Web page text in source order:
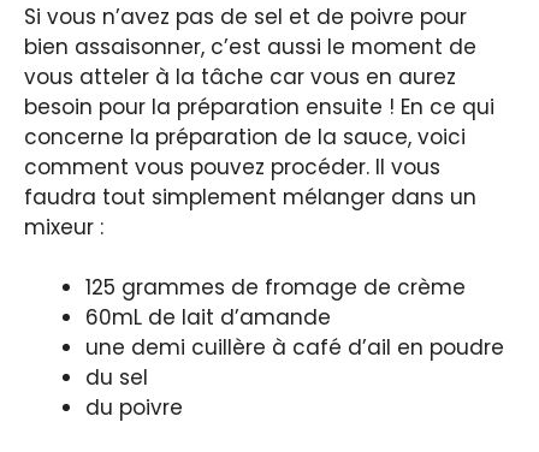
Si vous n’avez pas de sel et de poivre pour
bien assaisonner, c’est aussi le moment de
vous atteler à la tâche car vous en aurez
besoin pour la préparation ensuite ! En ce qui
concerne la préparation de la sauce, voici
comment vous pouvez procéder. Il vous
faudra tout simplement mélanger dans un
mixeur :
125 grammes de fromage de crème
60mL de lait d’amande
une demi cuillère à café d’ail en poudre
du sel
du poivre